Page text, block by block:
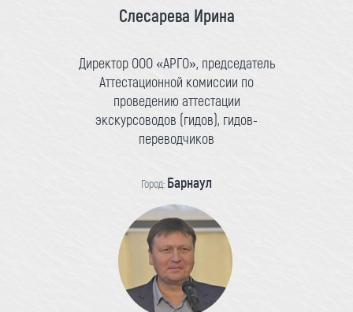
Слесарева Ирина
Директор ООО «АРГО», председатель
Аттестационной комиссии по
проведению аттестации
экскурсоводов (гидов), гидов-
переводчиков
Город: Барнаул